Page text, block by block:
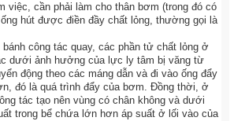
việc, cần phải làm cho thân bơm (trong đó có
hút được điền đầy chất lỏng, thường gọi là
công tác quay, các phần tử chất lỏng ở
dưới ảnh hưởng của lực ly tâm bị văng từ
động theo các máng dẫn và đi vào ống đẩy
đó là quá trình đẩy của bơm. Đồng thời, ở
tác tạo nên vùng có chân không và dưới
trong bể chứa lớn hơn áp suất ở lối vào của